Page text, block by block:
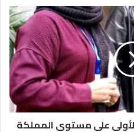
الأولى على مستوى المملكة